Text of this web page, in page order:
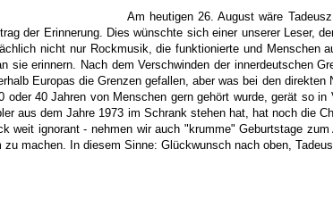
Am heutigen 26. August wäre
der Erinnerung. Dies wünschte sich einer unserer Leser,
nicht nur Rockmusik, die funktionierte und Menschen
sie erinnern. Nach dem Verschwinden der innerdeutschen
Europas die Grenzen gefallen, aber was bei den
40 Jahren von Menschen gern gehört wurde, gerät so
aus dem Jahre 1973 im Schrank stehen hat, hat noch
weit ignorant - nehmen wir auch "krumme" Geburtstage
machen. In diesem Sinne: Glückwunsch nach oben,